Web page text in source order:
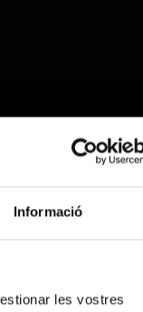
Informació
les vostres